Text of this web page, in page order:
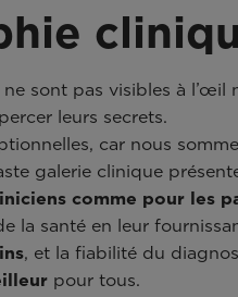
sont pas visibles à l’œil
leurs secrets.
car nous
galerie clinique
comme pour les
la santé en leur
, et la fiabilité du
pour tous.